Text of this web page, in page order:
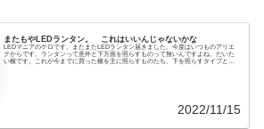
またもやLEDランタン。 これはいいんじゃないかな
LEDマニアのケロです。またまたLEDランタン届きました。今度はいつものアリエ
クからです。ランタンって意外と下方面を照らすものって無いんですよね。だいた
い横です。これが今までに買った横を主に照らすものたち。下を照らすタイプとい
2022/11/15